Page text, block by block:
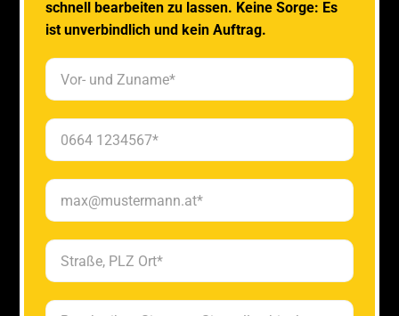
schnell bearbeiten zu lassen. Keine Sorge: Es
ist unverbindlich und kein Auftrag.